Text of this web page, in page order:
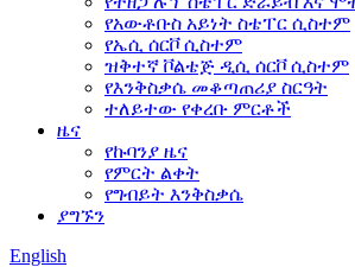
የአውቶቡስ አይነት ስቴፐር ሲስተም
የኤሲ ሰርቮ ሲስተም
ዝቅተኛ ቮልቴጅ ዲሲ ሰርቮ ሲስተም
የእንቅስቃሴ መቆጣጠሪያ ስርዓት
ተለይተው የቀረቡ ምርቶች
ዜና
የኩባንያ ዜና
የምርት ልቀት
የግብይት እንቅስቃሴ
ያግኙን
English